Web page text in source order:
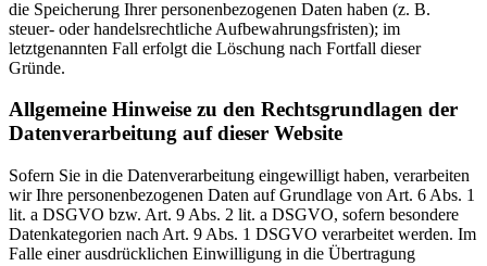
die Speicherung Ihrer personenbezogenen Daten haben (z. B.
steuer- oder handelsrechtliche Aufbewahrungsfristen); im
letztgenannten Fall erfolgt die Löschung nach Fortfall dieser
Gründe.
Allgemeine Hinweise zu den Rechtsgrundlagen der
Datenverarbeitung auf dieser Website
Sofern Sie in die Datenverarbeitung eingewilligt haben, verarbeiten
wir Ihre personenbezogenen Daten auf Grundlage von Art. 6 Abs. 1
lit. a DSGVO bzw. Art. 9 Abs. 2 lit. a DSGVO, sofern besondere
Datenkategorien nach Art. 9 Abs. 1 DSGVO verarbeitet werden. Im
Falle einer ausdrücklichen Einwilligung in die Übertragung